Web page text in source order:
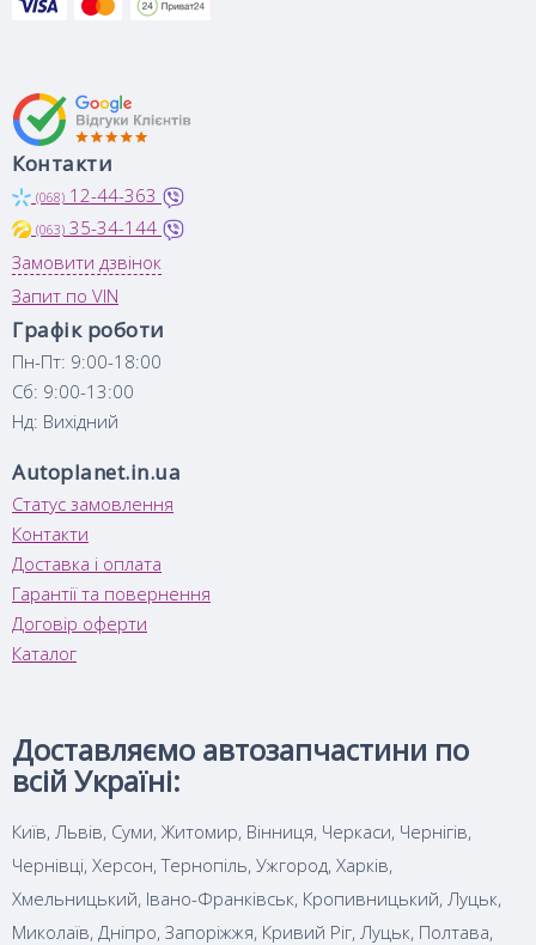
Контакти
(068) 12-44-363
(063) 35-34-144
Замовити дзвінок
Запит по VIN
Графік роботи
Пн-Пт: 9:00-18:00
Сб: 9:00-13:00
Нд: Вихідний
Autoplanet.in.ua
Статус замовлення
Контакти
Доставка і оплата
Гарантії та повернення
Договір оферти
Каталог
Доставляємо автозапчастини по
всій Україні:
Київ, Львів, Суми, Житомир, Вінниця, Черкаси, Чернігів,
Чернівці, Херсон, Тернопіль, Ужгород, Харків,
Хмельницький, Івано-Франківськ, Кропивницький, Луцьк,
Миколаїв, Дніпро, Запоріжжя, Кривий Ріг, Луцьк, Полтава,